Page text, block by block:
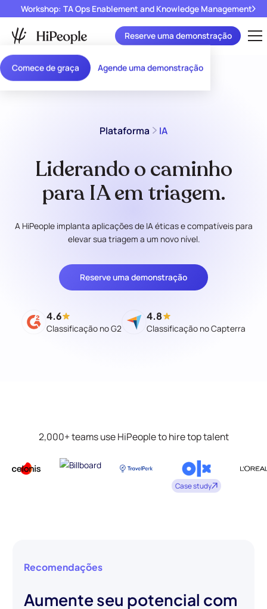
Comece de graça Agende uma demonstração
Workshop: TA Ops Enablement and Knowledge Management
Reserve uma demonstração
Plataforma IA
Liderando o caminho
para IA em triagem.
A HiPeople implanta aplicações de IA éticas e compatíveis para
elevar sua triagem a um novo nível.
Reserve uma demonstração
4.6
Classificação no G2
4.8
Classificação no Capterra
2,000+ teams use HiPeople to hire top talent
Case study
Recomendações
Aumente seu potencial com